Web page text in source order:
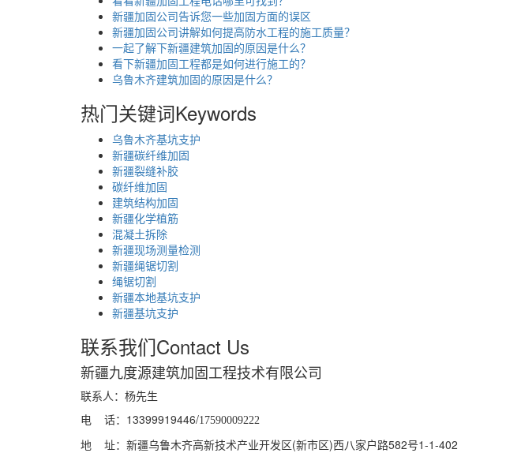
新疆加固公司告诉您一些加固方面的误区
新疆加固公司讲解如何提高防水工程的施工质量？
一起了解下新疆建筑加固的原因是什么？
看下新疆加固工程都是如何进行施工的？
乌鲁木齐建筑加固的原因是什么？
热门关键词Keywords
乌鲁木齐基坑支护
新疆碳纤维加固
新疆裂缝补胶
碳纤维加固
建筑结构加固
新疆化学植筋
混凝土拆除
新疆现场测量检测
新疆绳锯切割
绳锯切割
新疆本地基坑支护
新疆基坑支护
联系我们Contact Us
新疆九度源建筑加固工程技术有限公司
联系人：杨先生
电 话：13399919446/17590009222
地 址：新疆乌鲁木齐高新技术产业开发区(新市区)西八家户路582号1-1-402